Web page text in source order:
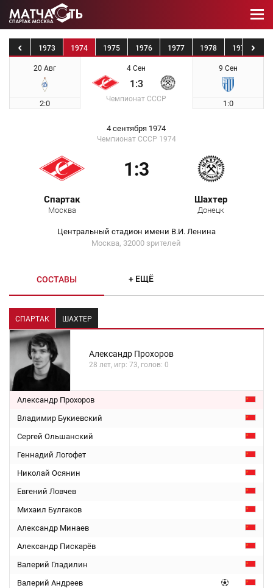
1972 1973 1974 1975 1976 1977 1978 1979
20 Авг
2:0
4 Сен
1:3
Чемпионат СССР
9 Сен
1:0
4 сентября 1974
Чемпионат СССР 1974
Спартак
Москва
1:3
Шахтер
Донецк
Центральный стадион имени В.И. Ленина
Москва, 32000 зрителей
СОСТАВЫ + ЕЩЁ
СПАРТАК ШАХТЕР
Александр Прохоров
28 лет, игр: 73, голов: 0
Александр Прохоров
Владимир Букиевский
Сергей Ольшанский
Геннадий Логофет
Николай Осянин
Евгений Ловчев
Михаил Булгаков
Александр Минаев
Александр Пискарёв
Валерий Гладилин
Валерий Андреев